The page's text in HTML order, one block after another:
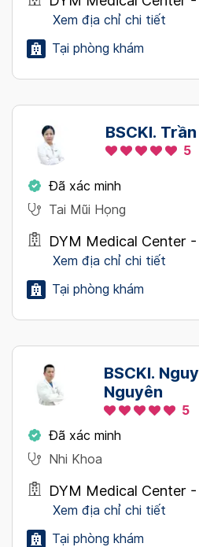
Xem địa chỉ chi tiết
Tại phòng khám
BSCKI.
5
Đã xác minh
Tai Mũi Họng
DYM Medical Center
Xem địa chỉ chi tiết
Tại phòng khám
BSCKI.
Nguyên
5
Đã xác minh
Nhi Khoa
DYM Medical Center
Xem địa chỉ chi tiết
Tại phòng khám